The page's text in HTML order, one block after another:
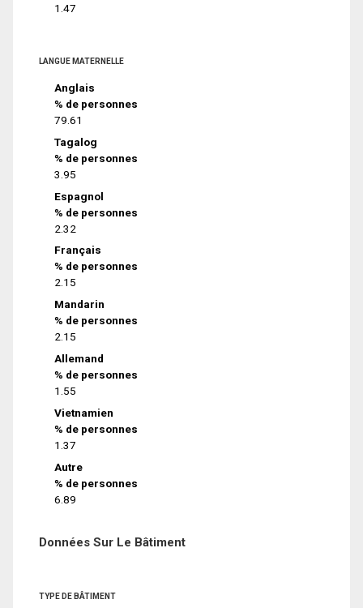
1.47
LANGUE MATERNELLE
Anglais
% de personnes
79.61
Tagalog
% de personnes
3.95
Espagnol
% de personnes
2.32
Français
% de personnes
2.15
Mandarin
% de personnes
2.15
Allemand
% de personnes
1.55
Vietnamien
% de personnes
1.37
Autre
% de personnes
6.89
Données Sur Le Bâtiment
TYPE DE BÂTIMENT